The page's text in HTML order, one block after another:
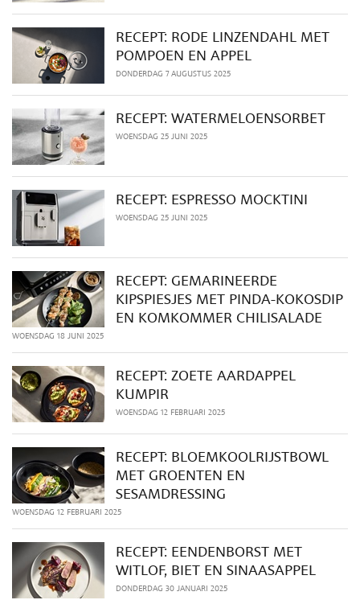
RECEPT: RODE LINZENDAHL MET
POMPOEN EN APPEL
DONDERDAG 7 AUGUSTUS 2025
RECEPT: WATERMELOENSORBET
WOENSDAG 25 JUNI 2025
RECEPT: ESPRESSO MOCKTINI
WOENSDAG 25 JUNI 2025
RECEPT: GEMARINEERDE
KIPSPIESJES MET PINDA-KOKOSDIP
EN KOMKOMMER CHILISALADE
WOENSDAG 18 JUNI 2025
RECEPT: ZOETE AARDAPPEL
KUMPIR
WOENSDAG 12 FEBRUARI 2025
RECEPT: BLOEMKOOLRIJSTBOWL
MET GROENTEN EN
SESAMDRESSING
WOENSDAG 12 FEBRUARI 2025
RECEPT: EENDENBORST MET
WITLOF, BIET EN SINAASAPPEL
DONDERDAG 30 JANUARI 2025